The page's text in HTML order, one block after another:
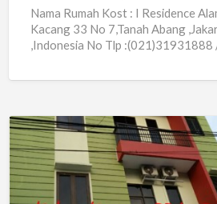
Jakarta
Nama Rumah Kost : I Residence
Kacang 33 No 7,Tanah Abang
,Indonesia No Tlp
I
Residence
Kost